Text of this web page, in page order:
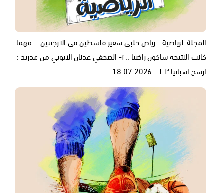
المجلة الرياضية - رياض حلبي سفير فلسطين في الارجنتين :- مهما
كانت النتيجه ساكون راضيا ..٢- الصحفي عدنان الايوبي من مدريد :
ارشح اسبانيا ٣-١ - 18.07.2026